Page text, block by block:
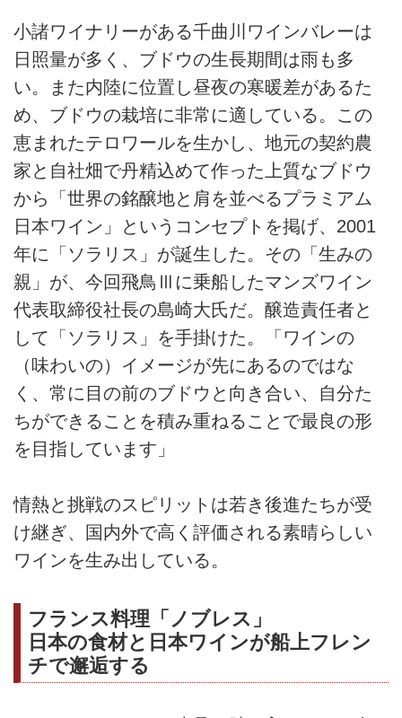
小諸ワイナリーがある千曲川ワインバレーは
日照量が多く、ブドウの生長期間は雨も多
い。また内陸に位置し昼夜の寒暖差があるた
め、ブドウの栽培に非常に適している。この
恵まれたテロワールを生かし、地元の契約農
家と自社畑で丹精込めて作った上質なブドウ
から「世界の銘醸地と肩を並べるプラミアム
日本ワイン」というコンセプトを掲げ、2001
年に「ソラリス」が誕生した。その「生みの
親」が、今回飛鳥Ⅲに乗船したマンズワイン
代表取締役社長の島崎大氏だ。醸造責任者と
して「ソラリス」を手掛けた。「ワインの
（味わいの）イメージが先にあるのではな
く、常に目の前のブドウと向き合い、自分た
ちができることを積み重ねることで最良の形
を目指しています」
情熱と挑戦のスピリットは若き後進たちが受
け継ぎ、国内外で高く評価される素晴らしい
ワインを生み出している。
フランス料理「ノブレス」
日本の食材と日本ワインが船上フレン
チで邂逅する